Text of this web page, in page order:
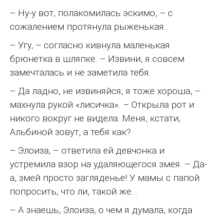
– Ну-у вот, полакомилась эскимо, – с
сожалением протянула рыженькая.
– Угу, – согласно кивнула маленькая
брюнетка в шляпке. – Извини, я совсем
замечталась и не заметила тебя.
– Да ладно, не извиняйся, я тоже хороша, –
махнула рукой «лисичка». – Открыла рот и
никого вокруг не видела. Меня, кстати,
Альбиной зовут, а тебя как?
– Элоиза, – ответила ей девчонка и
устремила взор на удаляющегося змея. – Да-
а, змей просто загляденье! У мамы с папой
попросить, что ли, такой же…
– А знаешь, Элоиза, о чем я думала, когда